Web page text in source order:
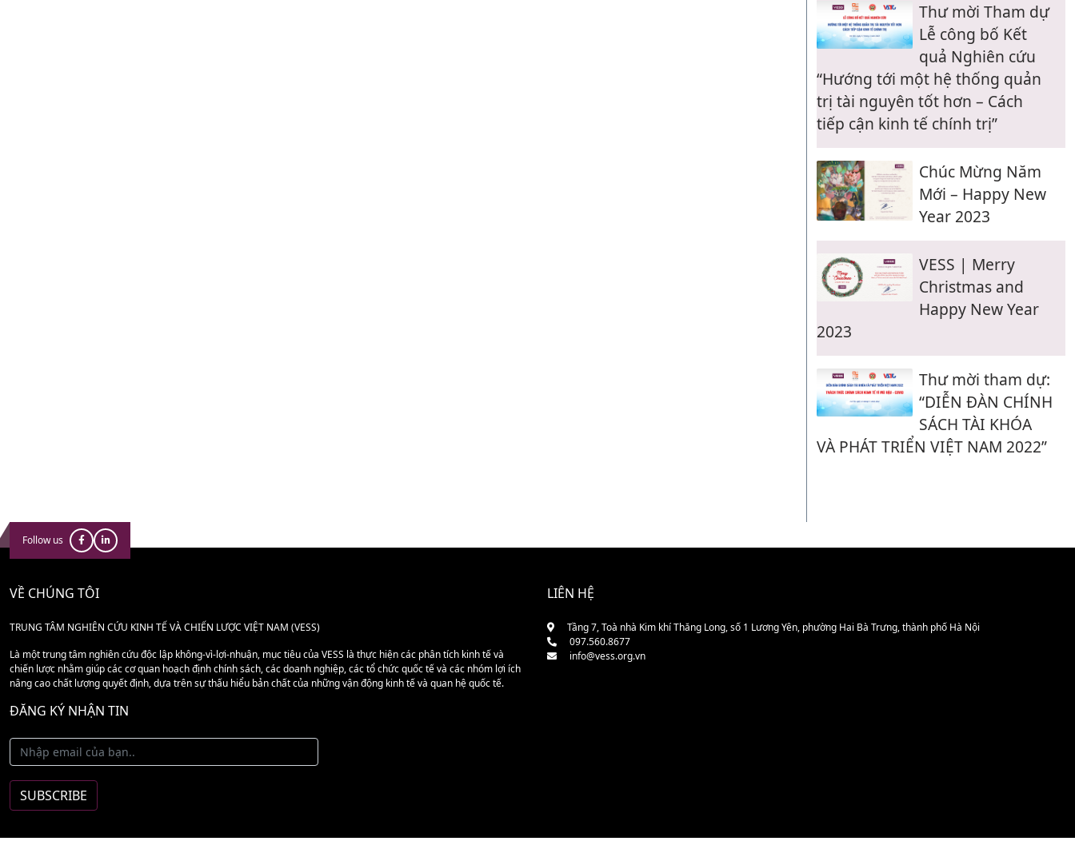
Thư mời Tham dự
Lễ công bố Kết
quả Nghiên cứu
“Hướng tới một hệ thống quản
trị tài nguyên tốt hơn – Cách
tiếp cận kinh tế chính trị”
Chúc Mừng Năm
Mới – Happy New
Year 2023
VESS | Merry
Christmas and
Happy New Year
2023
Thư mời tham dự:
“DIỄN ĐÀN CHÍNH
SÁCH TÀI KHÓA
VÀ PHÁT TRIỂN VIỆT NAM 2022”
Follow us
VỀ CHÚNG TÔI
TRUNG TÂM NGHIÊN CỨU KINH TẾ VÀ CHIẾN LƯỢC VIỆT NAM (VESS)
Là một trung tâm nghiên cứu độc lập không-vì-lợi-nhuận, mục tiêu của VESS là thực hiện các phân tích kinh tế và
chiến lược nhằm giúp các cơ quan hoạch định chính sách, các doanh nghiệp, các tổ chức quốc tế và các nhóm lợi ích
nâng cao chất lượng quyết định, dựa trên sự thấu hiểu bản chất của những vận động kinh tế và quan hệ quốc tế.
ĐĂNG KÝ NHẬN TIN
LIÊN HỆ
Tầng 7, Toà nhà Kim khí Thăng Long, số 1 Lương Yên, phường Hai Bà Trưng, thành phố Hà Nội
097.560.8677
info@vess.org.vn